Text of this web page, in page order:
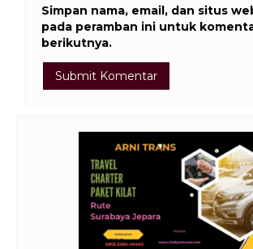
Simpan nama, email, dan situs
pada peramban ini untuk
berikutnya.